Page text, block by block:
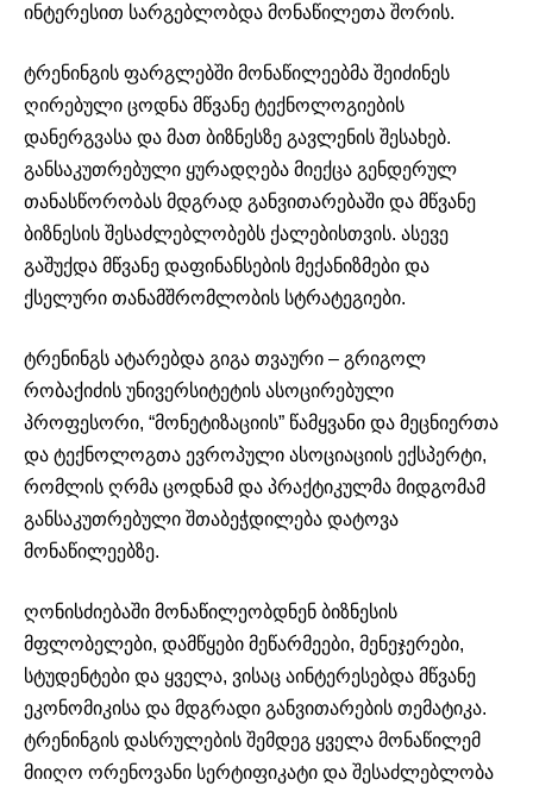
ინტერესით სარგებლობდა მონაწილეთა შორის.
ტრენინგის ფარგლებში მონაწილეებმა შეიძინეს
ღირებული ცოდნა მწვანე ტექნოლოგიების
დანერგვასა და მათ ბიზნესზე გავლენის შესახებ.
განსაკუთრებული ყურადღება მიექცა გენდერულ
თანასწორობას მდგრად განვითარებაში და მწვანე
ბიზნესის შესაძლებლობებს ქალებისთვის. ასევე
გაშუქდა მწვანე დაფინანსების მექანიზმები და
ქსელური თანამშრომლობის სტრატეგიები.
ტრენინგს ატარებდა გიგა თვაური – გრიგოლ
რობაქიძის უნივერსიტეტის ასოცირებული
პროფესორი, “მონეტიზაციის” წამყვანი და მეცნიერთა
და ტექნოლოგთა ევროპული ასოციაციის ექსპერტი,
რომლის ღრმა ცოდნამ და პრაქტიკულმა მიდგომამ
განსაკუთრებული შთაბეჭდილება დატოვა
მონაწილეებზე.
ღონისძიებაში მონაწილეობდნენ ბიზნესის
მფლობელები, დამწყები მეწარმეები, მენეჯერები,
სტუდენტები და ყველა, ვისაც აინტერესებდა მწვანე
ეკონომიკისა და მდგრადი განვითარების თემატიკა.
ტრენინგის დასრულების შემდეგ ყველა მონაწილემ
მიიღო ორენოვანი სერტიფიკატი და შესაძლებლობა